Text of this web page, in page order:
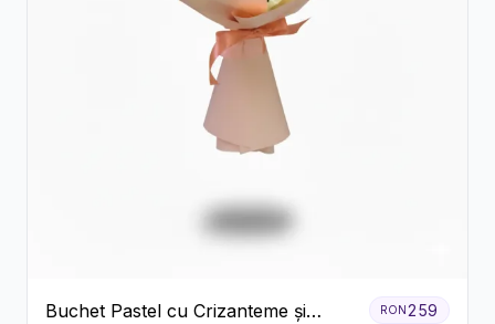
Buchet Pastel cu Crizanteme și
RON 259